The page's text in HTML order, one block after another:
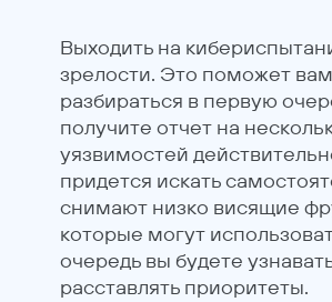
Выходить на
зрелости. Это поможет
разбираться в первую
получите отчет на
уязвимостей
придется искать
снимают низко висящие
которые могут
очередь вы будете
расставлять приоритеты.